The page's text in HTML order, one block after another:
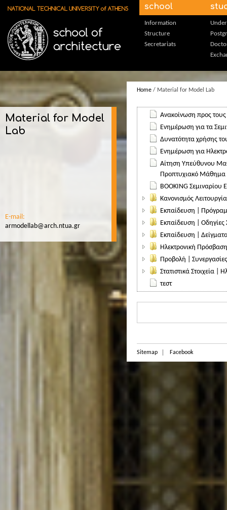
Skip to main content school
Information
Structure
Secretariats
Material for Model
Lab
E-mail:
armodellab@arch.ntua.gr
Home / Material for Model Lab
Ανακοίνωση προς
Ενημέρωση για τα
Δυνατότητα χρήσης
Ενημέρωση για
Αίτηση Υπεύθυνου
Προπτυχιακό Μάθημα
BOOKING
Κανονισμός
Εκπαίδευση |
Εκπαίδευση |
Εκπαίδευση |
Ηλεκτρονική
Προβολή | Συνεργασίες
Στατιστικά Στοιχεία |
τεστ
Sitemap Facebook